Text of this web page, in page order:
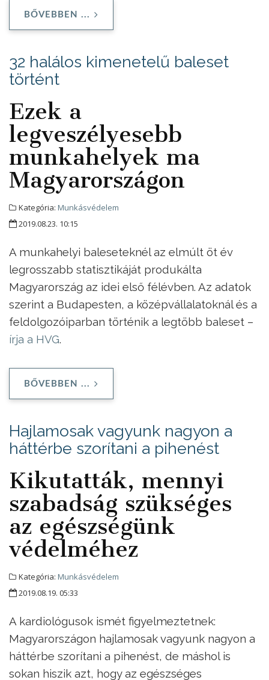
BŐVEBBEN ...
32 halálos kimenetelű baleset
történt
Ezek a
legveszélyesebb
munkahelyek ma
Magyarországon
Kategória: Munkásvédelem
2019.08.23. 10:15
A munkahelyi baleseteknél az elmúlt öt év
legrosszabb statisztikáját produkálta
Magyarország az idei első félévben. Az adatok
szerint a Budapesten, a középvállalatoknál és a
feldolgozóiparban történik a legtöbb baleset –
írja a HVG.
BŐVEBBEN ...
Hajlamosak vagyunk nagyon a
háttérbe szorítani a pihenést
Kikutatták, mennyi
szabadság szükséges
az egészségünk
védelméhez
Kategória: Munkásvédelem
2019.08.19. 05:33
A kardiológusok ismét figyelmeztetnek:
Magyarországon hajlamosak vagyunk nagyon a
háttérbe szorítani a pihenést, de máshol is
sokan hiszik azt, hogy az egészséges